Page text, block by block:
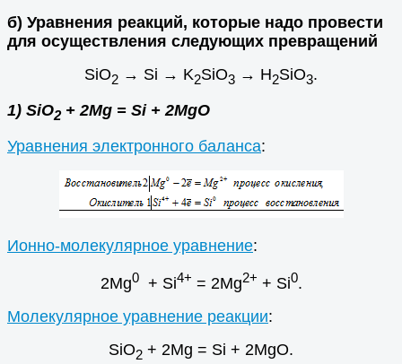
б) Уравнения реакций, которые надо провести
для осуществления следующих превращений
SiO2 → Si → K2SiO3 → Н2SiO3.
1) SiO2+ 2Mg = Si + 2MgO
Уравнения электронного баланса:
Ионно-молекулярное уравнение:
2Mg0+ Si4+ = 2Mg2+ + Si0.
Молекулярное уравнение реакции:
SiO2 + 2Mg = Si + 2MgO.